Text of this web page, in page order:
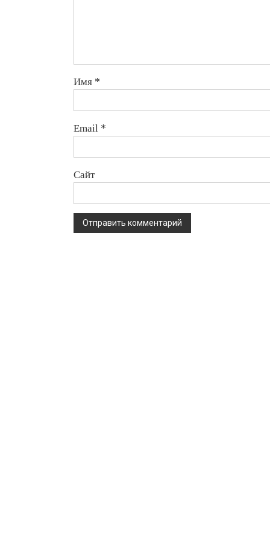
Имя *
Email *
Сайт